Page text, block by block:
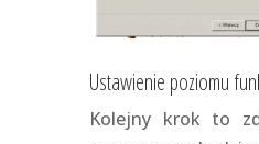
Ustawienie poziomu
Kolejny krok to